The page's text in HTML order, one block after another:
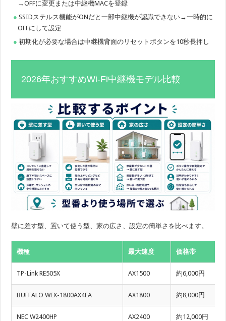
→OFFに変更または中継機MACを登録
SSIDステルス機能がONだと一部中継機が認識できない→一時的に
OFFにして設定
初期化が必要な場合は中継機背面のリセットボタンを10秒長押し
2026年おすすめWi-Fi中継機モデル比較
壁に差す型、置いて使う型、家の広さ、設定の簡単さを比べます。
機種 最大速度 価格帯
TP-Link RE505X AX1500 約6,000円
BUFFALO WEX-1800AX4EA AX1800 約8,000円
NEC W2400HP AX2400 約12,000円